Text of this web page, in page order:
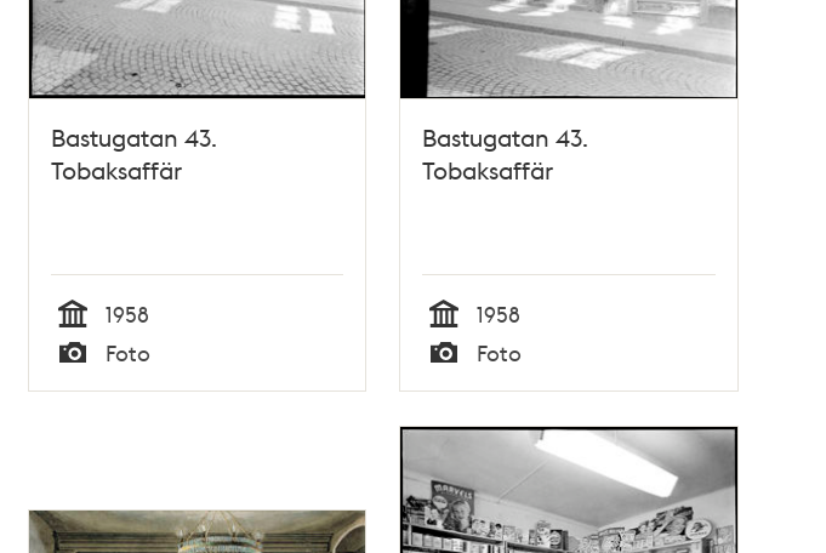
Bastugatan 43.
Tobaksaffär
Tid
1958
Typ
Foto
Bastugatan 43.
Tobaksaffär
Tid
1958
Typ
Foto